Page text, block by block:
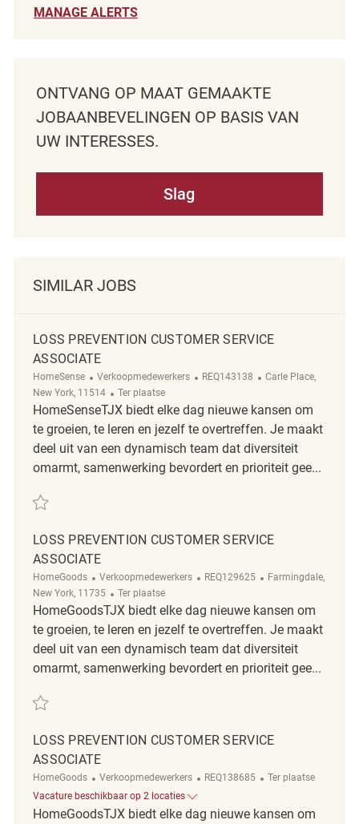
MANAGE ALERTS
ONTVANG OP MAAT GEMAAKTE
JOBAANBEVELINGEN OP BASIS VAN
UW INTERESSES.
Slag
SIMILAR JOBS
LOSS PREVENTION CUSTOMER SERVICE
ASSOCIATE
HomeSense Categorie
Verkoopmedewerkers ReqId
REQ143138 Plaats
Carle Place,
New York, 11514
Afgelegen
Ter plaatse
HomeSenseTJX biedt elke dag nieuwe kansen om
te groeien, te leren en jezelf te overtreffen. Je maakt
deel uit van een dynamisch team dat diversiteit
omarmt, samenwerking bevordert en prioriteit gee...
Redden Loss Prevention Customer Service Associate REQ143138
LOSS PREVENTION CUSTOMER SERVICE
ASSOCIATE
HomeGoods Categorie
Verkoopmedewerkers ReqId
REQ129625 Plaats
Farmingdale,
New York, 11735
Afgelegen
Ter plaatse
HomeGoodsTJX biedt elke dag nieuwe kansen om
te groeien, te leren en jezelf te overtreffen. Je maakt
deel uit van een dynamisch team dat diversiteit
omarmt, samenwerking bevordert en prioriteit gee...
Redden Loss Prevention Customer Service Associate REQ129625
LOSS PREVENTION CUSTOMER SERVICE
ASSOCIATE
HomeGoods Categorie
Verkoopmedewerkers ReqId
REQ138685 Afgelegen
Ter plaatse
Vacature beschikbaar op 2 locaties
HomeGoodsTJX biedt elke dag nieuwe kansen om